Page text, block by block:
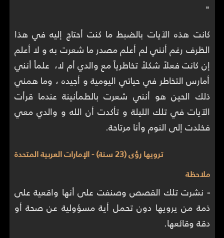
"
كانت هذه الآيات بالضبط ما كنت أحتاج إليه في هذا
الظرف رغم أنني لم أعلم مصدر ما شعرت به و لا أعلم
إن كانت فعلاً شكلاً تخاطرياً مع والدي أم لا، علماً أنني
أمارس التخاطر في حياتي اليومية و أجيده ، وما همني
ذلك الحين هو أنني شعرت بالطمأنينة عندما قرأت
الآيات في تلك الليلة و تأكدت أن الله و والدي معي
فخلدت إلى النوم وأنا مرتاحة.
ترويها رؤى (23 سنة) - الإمارات العربية المتحدة
ملاحظة
- نشرت تلك القصص وصنفت على أنها واقعية على
ذمة من يرويها دون تحمل أية مسؤولية عن صحة أو
دقة وقائعها.